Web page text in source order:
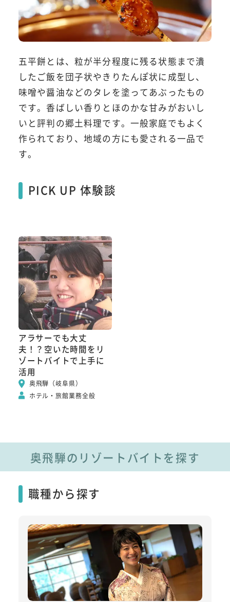
五平餅とは、粒が半分程度に残る状態まで潰
したご飯を団子状やきりたんぽ状に成型し、
味噌や醤油などのタレを塗ってあぶったもの
です。香ばしい香りとほのかな甘みがおいし
いと評判の郷土料理です。一般家庭でもよく
作られており、地域の方にも愛される一品で
す。
PICK UP 体験談
アラサーでも大丈
夫！？空いた時間をリ
ゾートバイトで上手に
活用
奥飛騨（岐阜県）
ホテル・旅館業務全般
奥飛騨のリゾートバイトを探す
職種から探す